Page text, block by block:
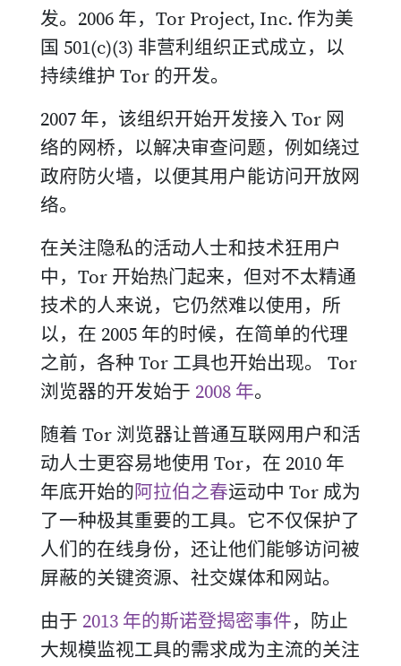
发。2006 年，Tor Project, Inc. 作为美
国 501(c)(3) 非营利组织正式成立，以
持续维护 Tor 的开发。
2007 年，该组织开始开发接入 Tor 网
络的网桥，以解决审查问题，例如绕过
政府防火墙，以便其用户能访问开放网
络。
在关注隐私的活动人士和技术狂用户
中，Tor 开始热门起来，但对不太精通
技术的人来说，它仍然难以使用，所
以，在 2005 年的时候，在简单的代理
之前，各种 Tor 工具也开始出现。 Tor
浏览器的开发始于 2008 年。
随着 Tor 浏览器让普通互联网用户和活
动人士更容易地使用 Tor，在 2010 年
年底开始的阿拉伯之春运动中 Tor 成为
了一种极其重要的工具。它不仅保护了
人们的在线身份，还让他们能够访问被
屏蔽的关键资源、社交媒体和网站。
由于 2013 年的斯诺登揭密事件，防止
大规模监视工具的需求成为主流的关注